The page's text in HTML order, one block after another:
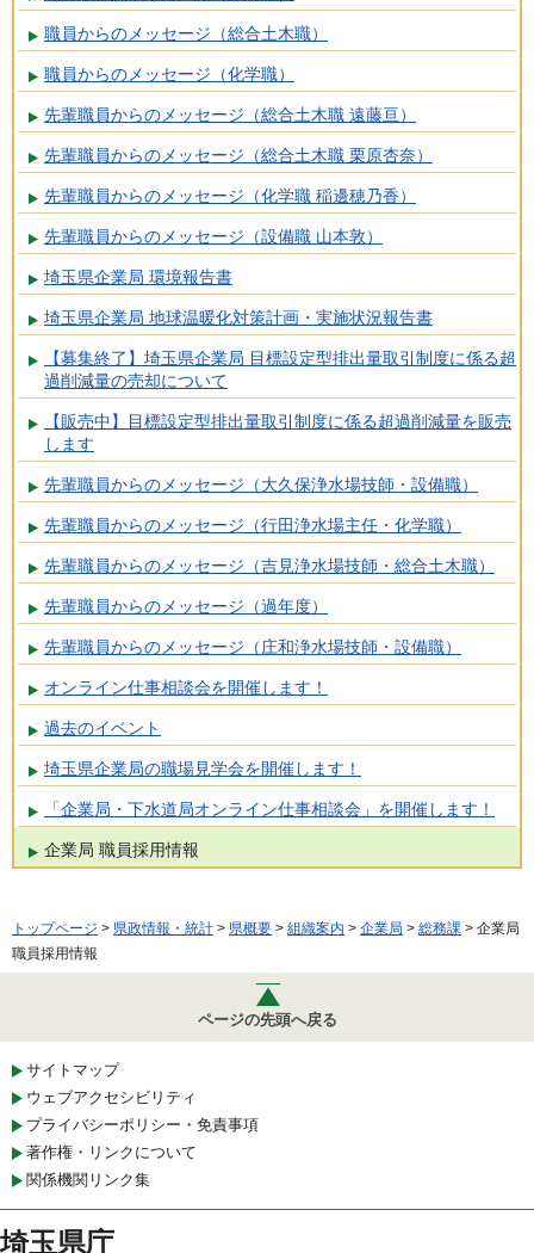
職員からのメッセージ（総合土木職）
職員からのメッセージ（化学職）
先輩職員からのメッセージ（総合土木職 遠藤亘）
先輩職員からのメッセージ（総合土木職 栗原杏奈）
先輩職員からのメッセージ（化学職 稲邊穂乃香）
先輩職員からのメッセージ（設備職 山本敦）
埼玉県企業局 環境報告書
埼玉県企業局 地球温暖化対策計画・実施状況報告書
【募集終了】埼玉県企業局 目標設定型排出量取引制度に係る超
過削減量の売却について
【販売中】目標設定型排出量取引制度に係る超過削減量を販売
します
先輩職員からのメッセージ（大久保浄水場技師・設備職）
先輩職員からのメッセージ（行田浄水場主任・化学職）
先輩職員からのメッセージ（吉見浄水場技師・総合土木職）
先輩職員からのメッセージ（過年度）
先輩職員からのメッセージ（庄和浄水場技師・設備職）
オンライン仕事相談会を開催します！
過去のイベント
埼玉県企業局の職場見学会を開催します！
「企業局・下水道局オンライン仕事相談会」を開催します！
企業局 職員採用情報
トップページ > 県政情報・統計 > 県概要 > 組織案内 > 企業局 > 総務課 > 企業局
職員採用情報
ページの先頭へ戻る
サイトマップ
ウェブアクセシビリティ
プライバシーポリシー・免責事項
著作権・リンクについて
関係機関リンク集
埼玉県庁